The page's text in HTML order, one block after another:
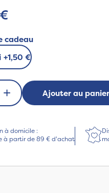
cadeau
+1,50 €
+ Ajouter au panier
à domicile :
à partir de 89 € d'achat